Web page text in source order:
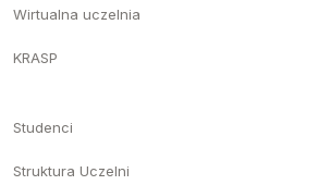
Wirtualna uczelnia
KRASP
Studenci
Struktura Uczelni